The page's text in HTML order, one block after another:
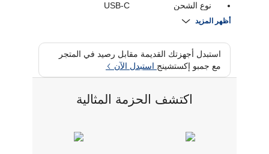
نوع الشحن
USB-C
وقت تشغيل البطارية
ضمان
1 year
توافر الميكروفون
نعم
إلغاء الضوضاء
لا
أظهر المزيد
استبدل أجهزتك القديمة مقابل رصيد في المتجر
مع جمبو إكستشينج استبدل الآن
اكتشف الحزمة المثالية